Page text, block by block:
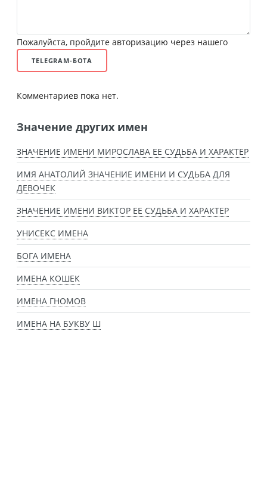
Пожалуйста, пройдите авторизацию через нашего
TELEGRAM-БОТА
Комментариев пока нет.
Значение других имен
ЗНАЧЕНИЕ ИМЕНИ МИРОСЛАВА ЕЕ СУДЬБА И ХАРАКТЕР
ИМЯ АНАТОЛИЙ ЗНАЧЕНИЕ ИМЕНИ И СУДЬБА ДЛЯ
ДЕВОЧЕК
ЗНАЧЕНИЕ ИМЕНИ ВИКТОР ЕЕ СУДЬБА И ХАРАКТЕР
УНИСЕКС ИМЕНА
БОГА ИМЕНА
ИМЕНА КОШЕК
ИМЕНА ГНОМОВ
ИМЕНА НА БУКВУ Ш